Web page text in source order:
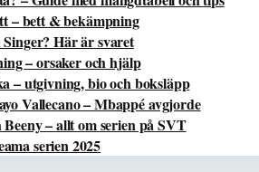
– bett & bekämpning
Här är svaret
– orsaker och hjälp
– utgivning, bio och boksläpp
Vallecano – Mbappé avgjorde
– allt om serien på SVT
serien 2025